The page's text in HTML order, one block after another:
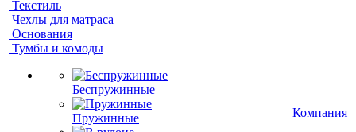
Текстиль
Чехлы для матраса
Основания
Тумбы и комоды
Беспружинные
Пружинные
Компания